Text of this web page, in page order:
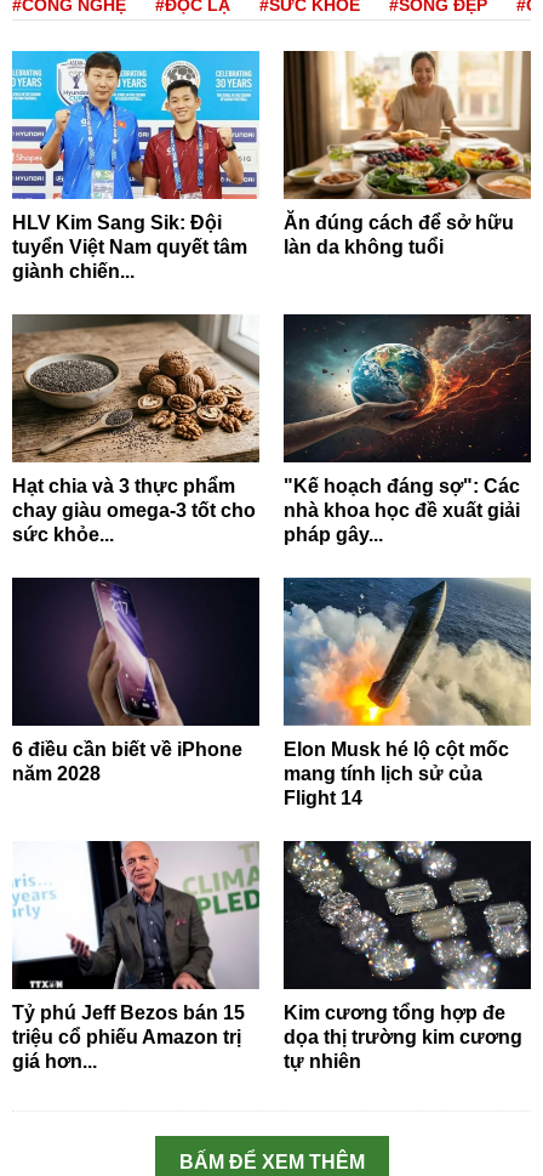
#CÔNG NGHỆ #ĐỘC LẠ #SỨC KHỎE #SỐNG ĐẸP
HLV Kim Sang Sik: Đội
tuyển Việt Nam quyết tâm
giành chiến...
Ăn đúng cách để sở hữu
làn da không tuổi
Hạt chia và 3 thực phẩm
chay giàu omega-3 tốt cho
sức khỏe...
"Kế hoạch đáng sợ": Các
nhà khoa học đề xuất giải
pháp gây...
6 điều cần biết về iPhone
năm 2028
Elon Musk hé lộ cột mốc
mang tính lịch sử của
Flight 14
Tỷ phú Jeff Bezos bán 15
triệu cổ phiếu Amazon trị
giá hơn...
Kim cương tổng hợp đe
dọa thị trường kim cương
tự nhiên
BẤM ĐỂ XEM THÊM